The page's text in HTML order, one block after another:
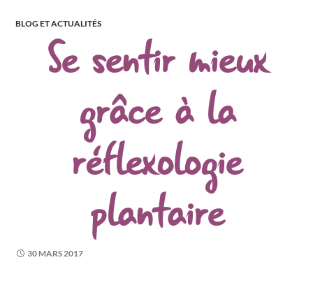
BLOG ET ACTUALITÉS
Se sentir mieux
grâce à la
réflexologie
plantaire
30 MARS 2017